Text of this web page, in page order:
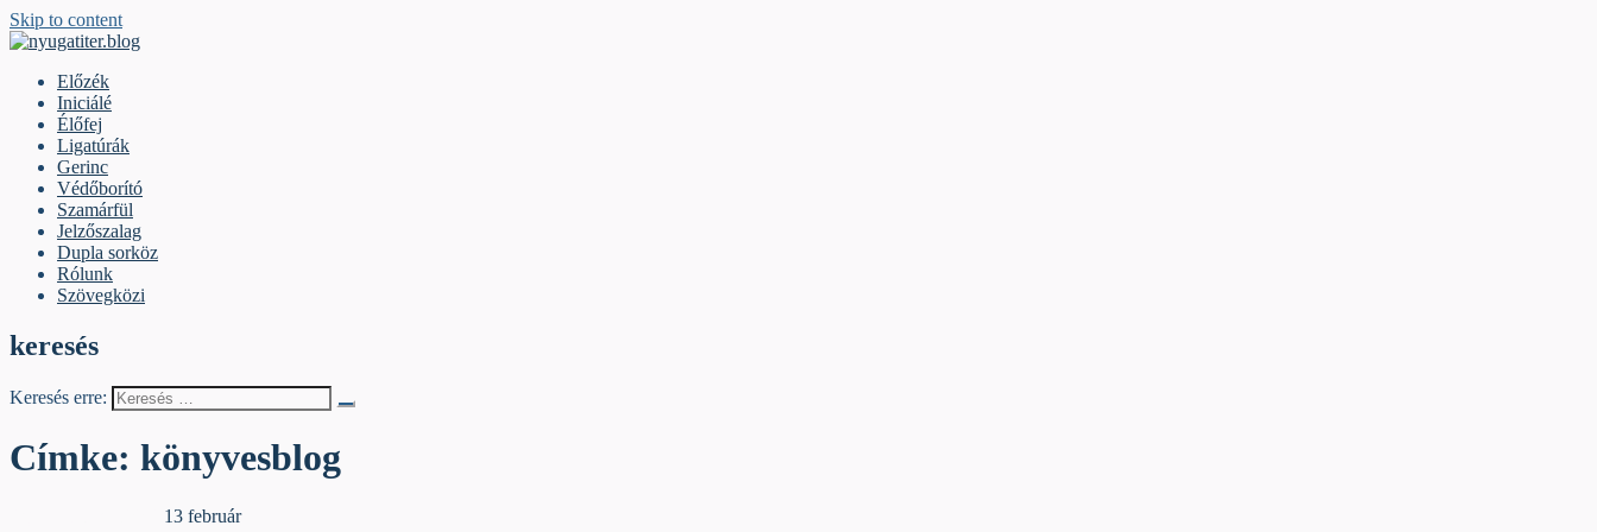
Skip to content
Előzék
Iniciálé
Élőfej
Ligatúrák
Gerinc
Védőborító
Szamárfül
Jelzőszalag
Dupla sorköz
Rólunk
Szövegközi
keresés
Keresés erre:
Címke: könyvesblog
13 február